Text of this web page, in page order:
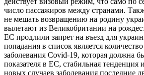
число пассажиров между странами.
не мешать возвращению на родину
вылетают из Великобритании на
ЕС продлили запрет на въезд для
попадания в список является
заболевания Covid-19, которая должна
показателя в ЕС, стабильная
новых случаев заболевания последние